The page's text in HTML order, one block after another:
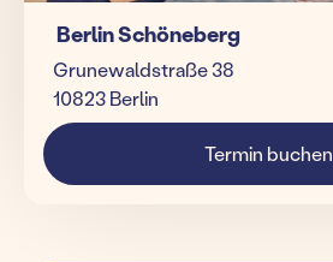
Berlin Schöneberg
Grunewaldstraße 38
10823 Berlin
Termin buchen